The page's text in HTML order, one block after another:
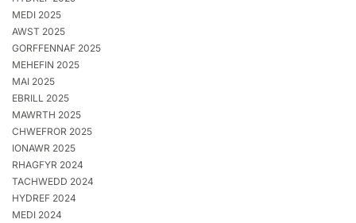
MEDI 2025
AWST 2025
GORFFENNAF 2025
MEHEFIN 2025
MAI 2025
EBRILL 2025
MAWRTH 2025
CHWEFROR 2025
IONAWR 2025
RHAGFYR 2024
TACHWEDD 2024
HYDREF 2024
MEDI 2024